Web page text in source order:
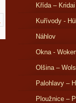
Křída – Kridai
Kuřívody -
Náhlov
Okna -
Olšina –
Palohlavy –
Ploužnice –